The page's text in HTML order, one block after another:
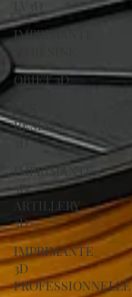
IMPRIMANTE
OBJET 3D
RESINES
3D
IMPRIMANTE
3D
ARTILLERY
3D
IMPRIMANTE
3D
PROFESSIONNELLE